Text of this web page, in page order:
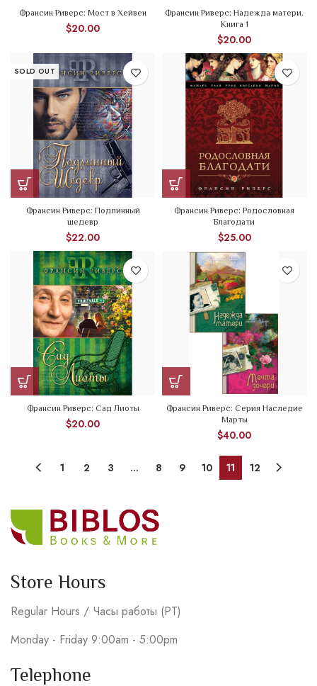
Франсин Риверс: Мост в Хейвен
$20.00
Франсин Риверс: Надежда матери.
Книга 1
$20.00
SOLD OUT
Франсин Риверс: Подлинный
шедевр
$22.00
Франсин Риверс: Родословная
Благодати
$25.00
Франсин Риверс: Сад Лиоты
$20.00
Франсин Риверс: Серия Наследие
Марты
$40.00
1 2 3 … 8 9 10 11 12
Store Hours
Regular Hours / Часы работы (PT)
Monday - Friday 9:00am - 5:00pm
Telephone